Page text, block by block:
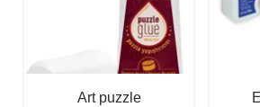
Art puzzle